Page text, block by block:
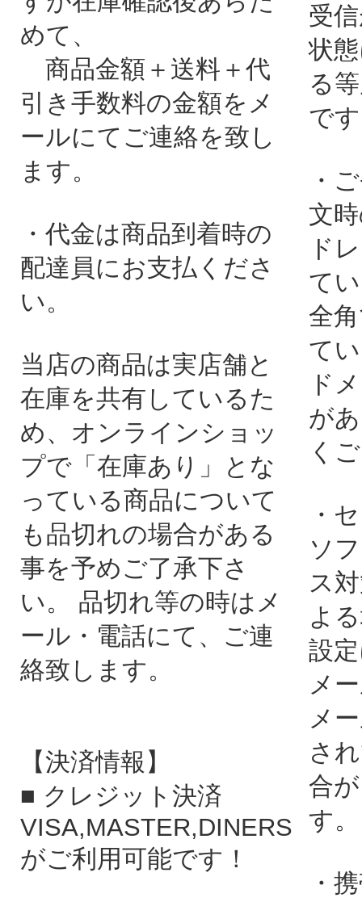
めて、
商品金額＋送料＋代
引き手数料の金額をメ
ールにてご連絡を致し
ます。
・代金は商品到着時の
配達員にお支払くださ
い。
当店の商品は実店舗と
在庫を共有しているた
め、オンラインショッ
プで「在庫あり」とな
っている商品について
も品切れの場合がある
事を予めご了承下さ
い。 品切れ等の時はメ
ール・電話にて、ご連
絡致します。
【決済情報】
■ クレジット決済
VISA,MASTER,DINERS
がご利用可能です！
受
状
る
で
・
文
ド
て
全
て
ド
が
く
・
ソ
ス
よ
設
メ
メ
さ
合
す。
・